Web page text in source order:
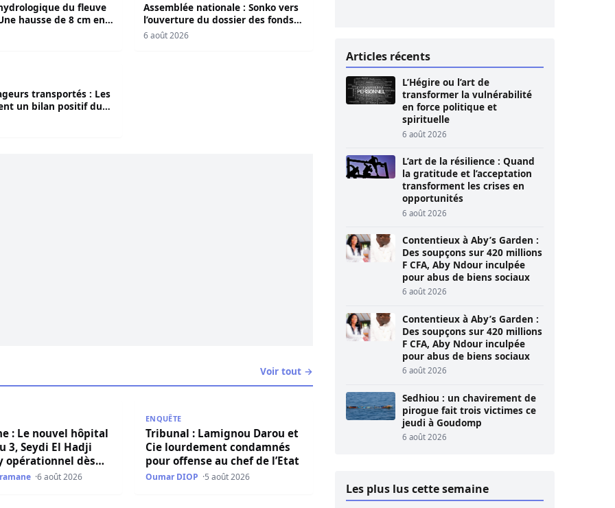
du fleuve
hausse de 8 cm en
Podor
Assemblée nationale : Sonko vers
l’ouverture du dossier des fonds
secrets et de la déclaration de
6 août 2026
transportés : Les
un bilan positif du
Voir tout →
: Le nouvel hôpital de niveau 3, Seydi El Hadji Malick Sy opérationnel dès lundi
: Le nouvel hôpital
3, Seydi El Hadji
opérationnel dès
6 août 2026
Tribunal : Lamignou Darou et Cie lourdement condamnés pour offense au chef de l’Etat
ENQUÊTE
Tribunal : Lamignou Darou et
Cie lourdement condamnés
pour offense au chef de l’Etat
Oumar DIOP 5 août 2026
Articles récents
L’Hégire ou l’art de
transformer la vulnérabilité
en force politique et
spirituelle
6 août 2026
L’art de la résilience : Quand
la gratitude et l’acceptation
transforment les crises en
opportunités
6 août 2026
Contentieux à Aby’s Garden :
Des soupçons sur 420 millions
F CFA, Aby Ndour inculpée
pour abus de biens sociaux
6 août 2026
Contentieux à Aby’s Garden :
Des soupçons sur 420 millions
F CFA, Aby Ndour inculpée
pour abus de biens sociaux
6 août 2026
Sedhiou : un chavirement de
pirogue fait trois victimes ce
jeudi à Goudomp
6 août 2026
Les plus lus cette semaine